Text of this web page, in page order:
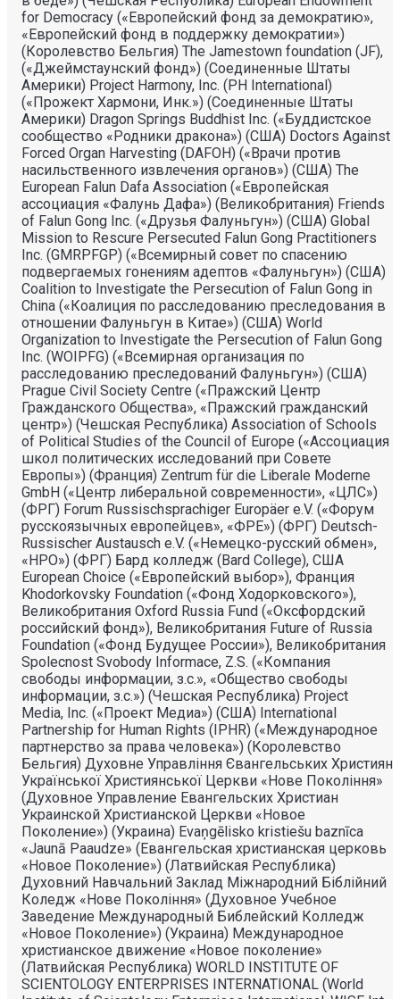
for Democracy («Европейский фонд за демократию»,
«Европейский фонд в поддержку демократии»)
(Королевство Бельгия) The Jamestown foundation (JF),
(«Джеймстаунский фонд») (Соединенные Штаты
Америки) Project Harmony, Inc. (PH International)
(«Прожект Хармони, Инк.») (Соединенные Штаты
Америки) Dragon Springs Buddhist Inc. («Буддистское
сообщество «Родники дракона») (США) Doctors Against
Forced Organ Harvesting (DAFOH) («Врачи против
насильственного извлечения органов») (США) The
European Falun Dafa Association («Европейская
ассоциация «Фалунь Дафа») (Великобритания) Friends
of Falun Gong Inc. («Друзья Фалуньгун») (США) Global
Mission to Rescure Persecuted Falun Gong Practitioners
Inc. (GMRPFGP) («Всемирный совет по спасению
подвергаемых гонениям адептов «Фалуньгун») (США)
Coalition to Investigate the Persecution of Falun Gong in
China («Коалиция по расследованию преследования в
отношении Фалуньгун в Китае») (США) World
Organization to Investigate the Persecution of Falun Gong
Inc. (WOIPFG) («Всемирная организация по
расследованию преследований Фалуньгун») (США)
Prague Civil Society Centre («Пражский Центр
Гражданского Общества», «Пражский гражданский
центр») (Чешская Республика) Association of Schools
of Political Studies of the Council of Europe («Ассоциация
школ политических исследований при Совете
Европы») (Франция) Zentrum für die Liberale Moderne
GmbH («Центр либеральной современности», «ЦЛС»)
(ФРГ) Forum Russischsprachiger Europäer e.V. («Форум
русскоязычных европейцев», «ФРЕ») (ФРГ) Deutsch-
Russischer Austausch e.V. («Немецко-русский обмен»,
«НРО») (ФРГ) Бард колледж (Bard College), США
European Choice («Европейский выбор»), Франция
Khodorkovsky Foundation («Фонд Ходорковского»),
Великобритания Oxford Russia Fund («Оксфордский
российский фонд»), Великобритания Future of Russia
Foundation («Фонд Будущее России»), Великобритания
Spolecnost Svobody Informace, Z.S. («Компания
свободы информации, з.с.», «Общество свободы
информации, з.с.») (Чешская Республика) Project
Media, Inc. («Проект Медиа») (США) International
Partnership for Human Rights (IPHR) («Международное
партнерство за права человека») (Королевство
Бельгия) Духовне Управлiння Євангельських Християн
Української Християнської Церкви «Нове Поколiння»
(Духовное Управление Евангельских Христиан
Украинской Христианской Церкви «Новое
Поколение») (Украина) Evaņgēlisko kristiešu baznīca
«Jaunā Paaudze» (Евангельская христианская церковь
«Новое Поколение») (Латвийская Республика)
Духовний Навчальний Заклад Міжнародний Біблійний
Коледж «Нове Покоління» (Духовное Учебное
Заведение Международный Библейский Колледж
«Новое Поколение») (Украина) Международное
христианское движение «Новое поколение»
(Латвийская Республика) WORLD INSTITUTE OF
SCIENTOLOGY ENTERPRISES INTERNATIONAL (World